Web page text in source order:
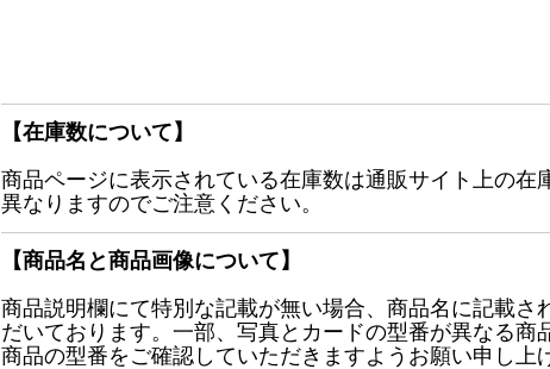
【在庫数について】
商品ページに表示されている在庫数は通販サイト上の在
異なりますのでご注意ください。
【商品名と商品画像について】
商品説明欄にて特別な記載が無い場合、商品名に記載さ
だいております。一部、写真とカードの型番が異なる
商品の型番をご確認していただきますようお願い申し上